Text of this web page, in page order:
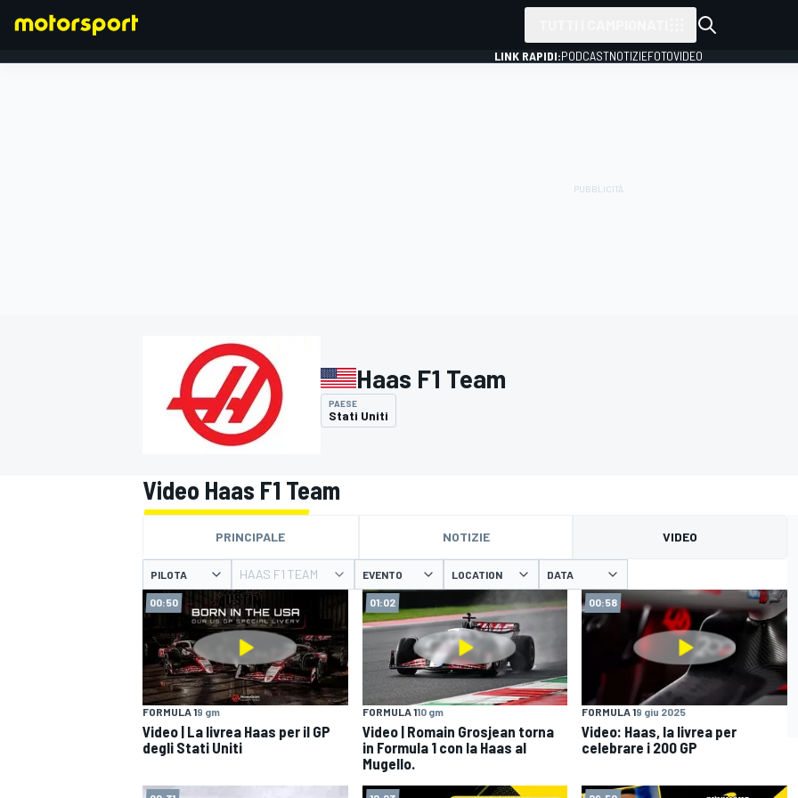
MOTOGP WEC
WRC
LINK RAPIDI:PODCASTNOTIZIEFOTOVIDEO
Haas F1 Team
PAESE
Stati Uniti
Video Haas F1 Team
PRINCIPALE NOTIZIE VIDEO
PILOTA HAAS F1 TEAM EVENTO LOCATION DATA
00:50
FORMULA 19 gm
Video | La livrea Haas per il GP
degli Stati Uniti
01:02
FORMULA 110 gm
Video | Romain Grosjean torna
in Formula 1 con la Haas al
Mugello.
00:58
FORMULA 19 giu 2025
Video: Haas, la livrea per
celebrare i 200 GP